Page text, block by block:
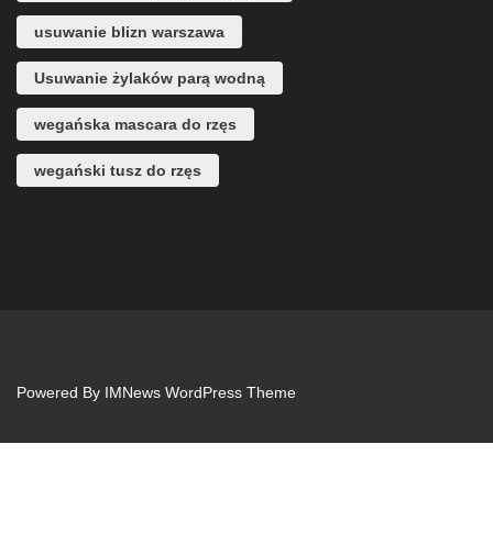
usuwanie blizn warszawa
Usuwanie żylaków parą wodną
wegańska mascara do rzęs
wegański tusz do rzęs
Powered By IMNews WordPress Theme